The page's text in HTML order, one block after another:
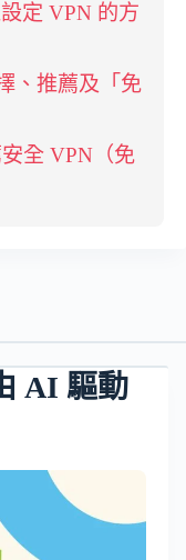
設定 VPN 的方
、推薦及「免
安全 VPN（免
AI 驅動